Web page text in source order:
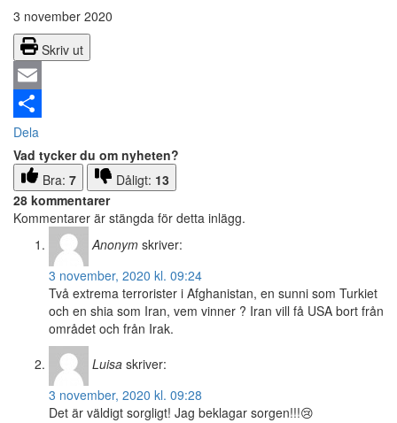
3 november 2020
Skriv ut
Email
Dela
Vad tycker du om nyheten?
Bra: 7 Dåligt: 13
28 kommentarer
Kommentarer är stängda för detta inlägg.
Anonym skriver:
3 november, 2020 kl. 09:24
Två extrema terrorister i Afghanistan, en sunni som Turkiet
och en shia som Iran, vem vinner ? Iran vill få USA bort från
området och från Irak.
Luisa skriver:
3 november, 2020 kl. 09:28
Det är väldigt sorgligt! Jag beklagar sorgen!!!😢